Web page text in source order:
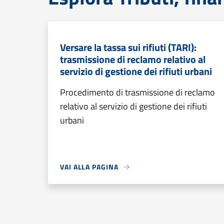
Versare la tassa sui rifiuti (TARI):
trasmissione di reclamo relativo al
servizio di gestione dei rifiuti urbani
Procedimento di trasmissione di reclamo
relativo al servizio di gestione dei rifiuti
urbani
VAI ALLA PAGINA